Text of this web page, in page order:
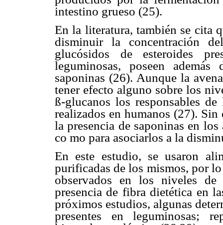
intestino grueso (25).
En la literatura, también se cita
disminuir la concentración
glucósidos de esteroides
leguminosas, poseen
saponinas (26). Aunque la
tener efecto alguno sobre los
ß-glucanos los responsables
realizados en humanos (27).
la presencia de saponinas en
co mo para asociarlos a la
En este estudio, se usaron
purificadas de los mismos, por
observados en los niveles
presencia de fibra dietética en
próximos estudios, algunas
presentes en leguminosas;